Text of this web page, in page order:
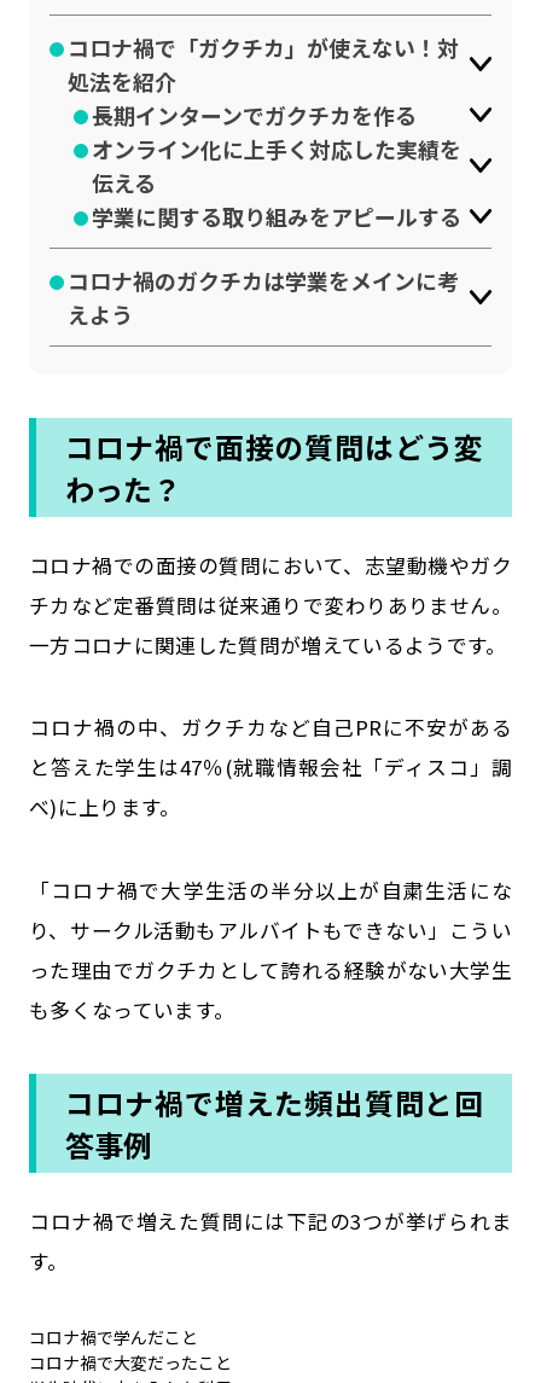
コロナ禍で「ガクチカ」が使えない！対
処法を紹介
長期インターンでガクチカを作る
オンライン化に上手く対応した実績を
伝える
学業に関する取り組みをアピールする
コロナ禍のガクチカは学業をメインに考
えよう
コロナ禍で面接の質問はどう変
わった？
コロナ禍での面接の質問において、志望動機やガク
チカなど定番質問は従来通りで変わりありません。
一方コロナに関連した質問が増えているようです。
コロナ禍の中、ガクチカなど自己PRに不安がある
と答えた学生は47％(就職情報会社「ディスコ」調
べ)に上ります。
「コロナ禍で大学生活の半分以上が自粛生活にな
り、サークル活動もアルバイトもできない」こうい
った理由でガクチカとして誇れる経験がない大学生
も多くなっています。
コロナ禍で増えた頻出質問と回
答事例
コロナ禍で増えた質問には下記の3つが挙げられま
す。
コロナ禍で学んだこと
コロナ禍で大変だったこと